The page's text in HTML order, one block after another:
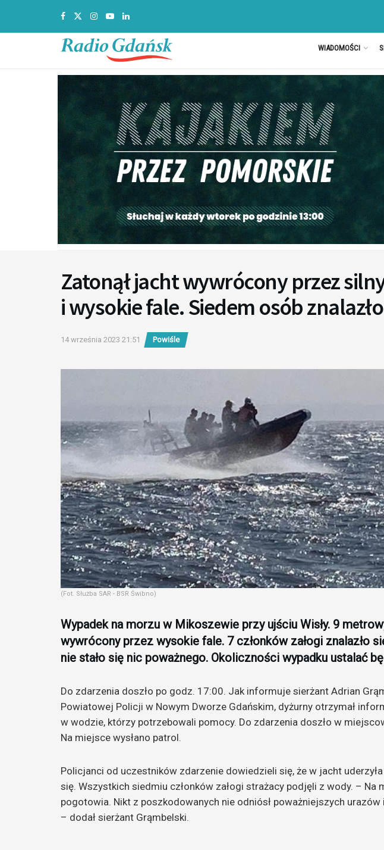
WIADOMOŚCI
Zatonął jacht wywrócony przez
i wysokie fale. Siedem osób
14 września 2023 21:51 Powiśle
(Fot. Służba SAR - BSR Świbno)
Wypadek na morzu w Mikoszewie przy ujściu Wisły. 9
wywrócony przez wysokie fale. 7 członków załogi znalazło
nie stało się nic poważnego. Okoliczności wypadku ustalać
Do zdarzenia doszło po godz. 17:00. Jak informuje sierżant Adrian
Powiatowej Policji w Nowym Dworze Gdańskim, dyżurny otrzymał
w wodzie, którzy potrzebowali pomocy. Do zdarzenia doszło w
Na miejsce wysłano patrol.
Policjanci od uczestników zdarzenie dowiedzieli się, że w jacht
się. Wszystkich siedmiu członków załogi strażacy podjęli z wody. – Na
pogotowia. Nikt z poszkodowanych nie odniósł poważniejszych urazów
– dodał sierżant Grąmbelski.